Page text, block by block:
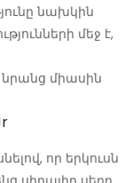
նախկին
մեջ է,
միասին
որ երկուսն